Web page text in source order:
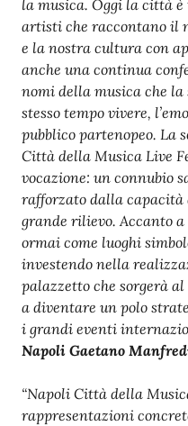
la musica. Oggi la città
artisti che raccontano il
e la nostra cultura con
anche una continua
nomi della musica che la
stesso tempo vivere,
pubblico partenopeo. La
Città della Musica Live
vocazione: un connubio
rafforzato dalla capacità
grande rilievo. Accanto
ormai come luoghi
investendo nella
palazzetto che sorgerà
a diventare un polo
i grandi eventi
Napoli Gaetano
“Napoli Città della
rappresentazioni